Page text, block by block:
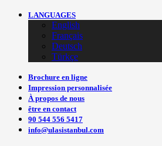
LANGUAGES
English
Français
Deutsch
Türkçe
Brochure en ligne
Impression personnalisée
À propos de nous
être en contact
90 544 556 5417
info@ulasistanbul.com